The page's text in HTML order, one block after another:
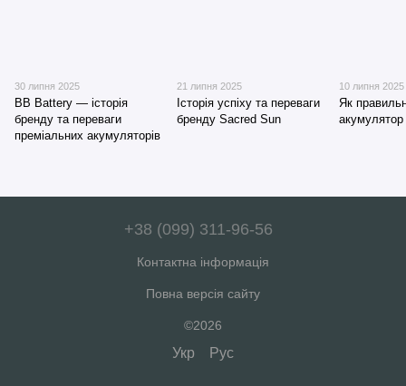
30 липня 2025
BB Battery — історія
бренду та переваги
преміальних акумуляторів
21 липня 2025
Історія успіху та переваги
бренду Sacred Sun
10 липня 2025
Як
акумулятор
+38 (099) 311-96-56
Контактна інформація
Повна версія сайту
©2026
Укр Рус